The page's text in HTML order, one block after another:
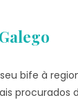
bife à
procurados